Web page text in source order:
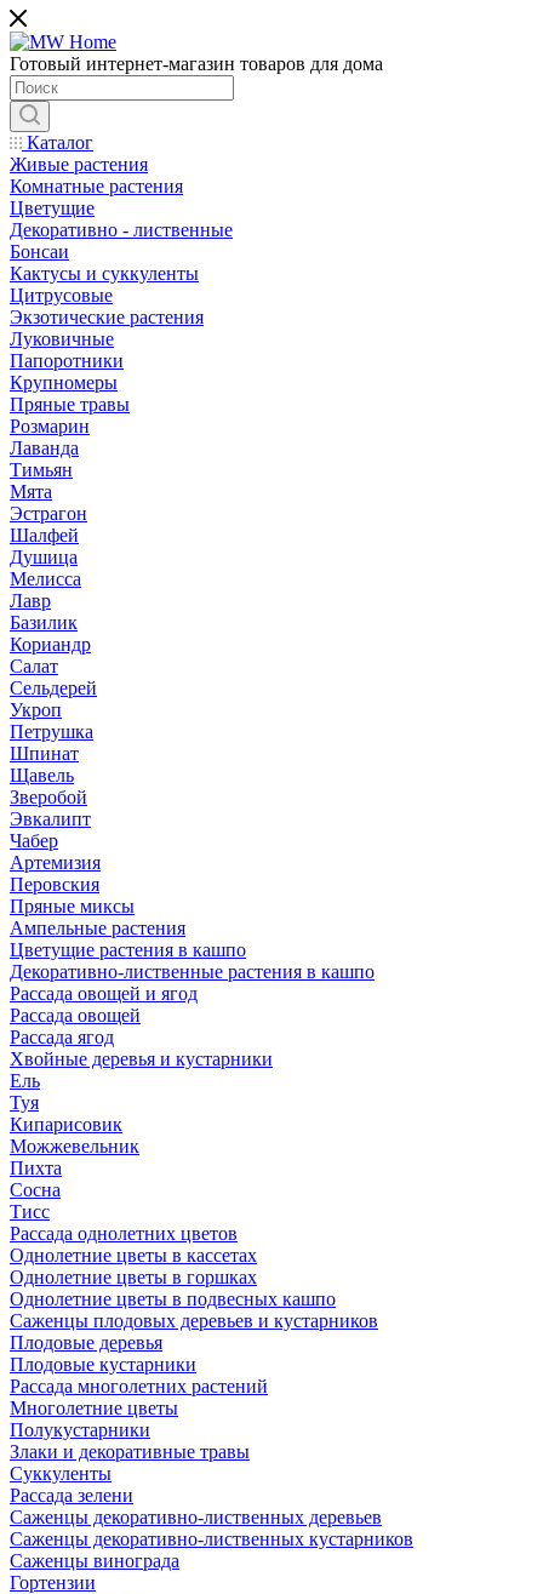
Готовый интернет-магазин товаров для дома
Каталог
Живые растения
Комнатные растения
Цветущие
Декоративно - лиственные
Бонсаи
Кактусы и суккуленты
Цитрусовые
Экзотические растения
Луковичные
Папоротники
Крупномеры
Пряные травы
Розмарин
Лаванда
Тимьян
Мята
Эстрагон
Шалфей
Душица
Мелисса
Лавр
Базилик
Кориандр
Салат
Сельдерей
Укроп
Петрушка
Шпинат
Щавель
Зверобой
Эвкалипт
Чабер
Артемизия
Перовския
Пряные миксы
Ампельные растения
Цветущие растения в кашпо
Декоративно-лиственные растения в кашпо
Рассада овощей и ягод
Рассада овощей
Рассада ягод
Хвойные деревья и кустарники
Ель
Туя
Кипарисовик
Можжевельник
Пихта
Сосна
Тисc
Рассада однолетних цветов
Однолетние цветы в кассетах
Однолетние цветы в горшках
Однолетние цветы в подвесных кашпо
Саженцы плодовых деревьев и кустарников
Плодовые деревья
Плодовые кустарники
Рассада многолетних растений
Многолетние цветы
Полукустарники
Злаки и декоративные травы
Суккуленты
Рассада зелени
Саженцы декоративно-лиственных деревьев
Саженцы декоративно-лиственных кустарников
Саженцы винограда
Гортензии